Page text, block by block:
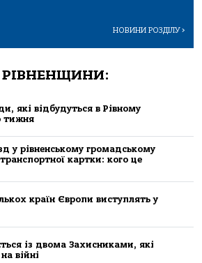
НОВИНИ РОЗДІЛУ>
які відбудуться в Рівному
тижня
у рівненському громадському
картки: кого це
країн Європи виступлять у
із двома Захисниками, які
війні